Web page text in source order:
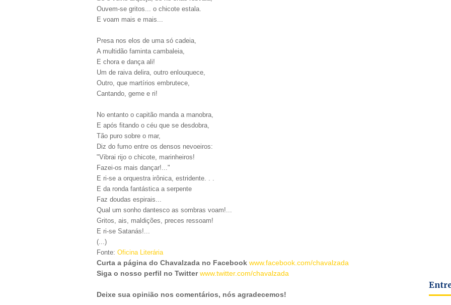
Ouvem-se gritos... o chicote estala.
E voam mais e mais...
Presa nos elos de uma só cadeia,
A multidão faminta cambaleia,
E chora e dança ali!
Um de raiva delira, outro enlouquece,
Outro, que martírios embrutece,
Cantando, geme e ri!
No entanto o capitão manda a manobra,
E após fitando o céu que se desdobra,
Tão puro sobre o mar,
Diz do fumo entre os densos nevoeiros:
"Vibrai rijo o chicote, marinheiros!
Fazei-os mais dançar!..."
E ri-se a orquestra irônica, estridente. . .
E da ronda fantástica a serpente
Faz doudas espirais...
Qual um sonho dantesco as sombras voam!...
Gritos, ais, maldições, preces ressoam!
E ri-se Satanás!...
(...)
Fonte: Oficina Literária
Curta a página do Chavalzada no Facebook www.facebook.com/chavalzada
Siga o nosso perfil no Twitter www.twitter.com/chavalzada
Deixe sua opinião nos comentários, nós agradecemos!